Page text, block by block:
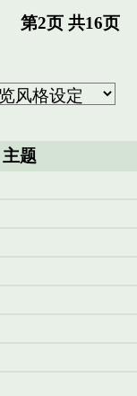
第2页 共16页
主题